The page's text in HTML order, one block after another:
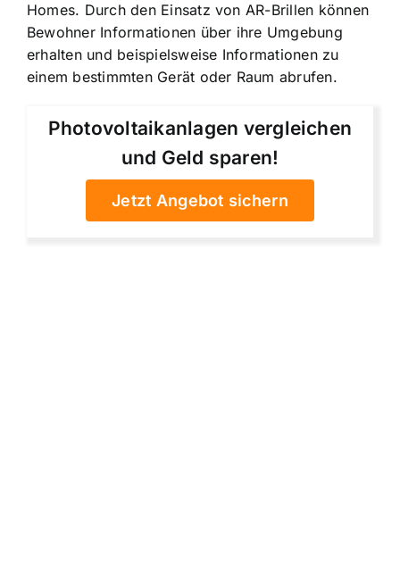
Homes. Durch den Einsatz von AR-Brillen können
Bewohner Informationen über ihre Umgebung
erhalten und beispielsweise Informationen zu
einem bestimmten Gerät oder Raum abrufen.
Photovoltaikanlagen vergleichen
und Geld sparen!
Jetzt Angebot sichern